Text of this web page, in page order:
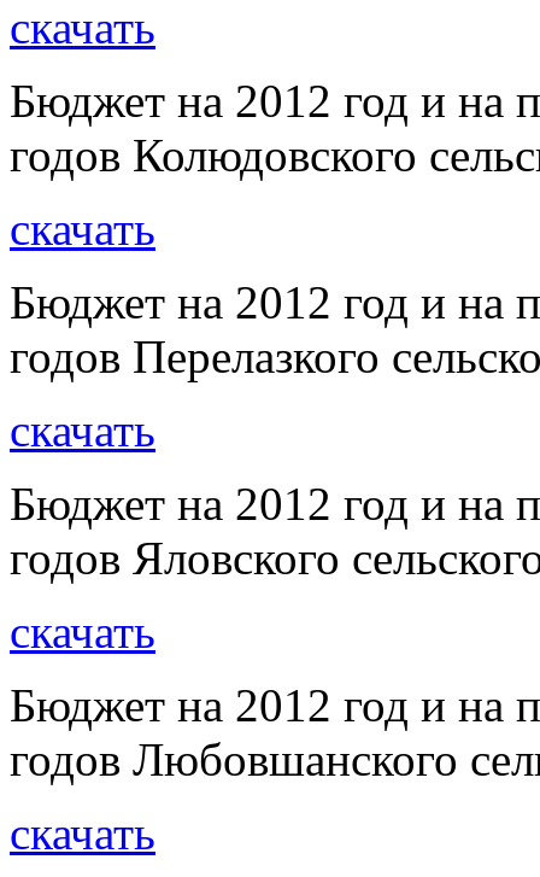
скачать
Бюджет на 2012 год и на
годов Колюдовского
скачать
Бюджет на 2012 год и на
годов Перелазкого
скачать
Бюджет на 2012 год и на
годов Яловского
скачать
Бюджет на 2012 год и на
годов Любовшанского
скачать